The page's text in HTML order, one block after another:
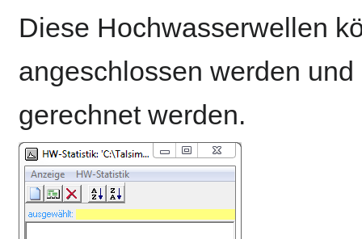
Diese Hochwasserwellen
angeschlossen werden
gerechnet werden.